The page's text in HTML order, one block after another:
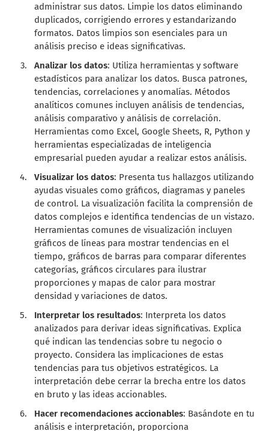
administrar sus datos. Limpie los datos eliminando
duplicados, corrigiendo errores y estandarizando
formatos. Datos limpios son esenciales para un
análisis preciso e ideas significativas.
Analizar los datos: Utiliza herramientas y software
estadísticos para analizar los datos. Busca patrones,
tendencias, correlaciones y anomalías. Métodos
analíticos comunes incluyen análisis de tendencias,
análisis comparativo y análisis de correlación.
Herramientas como Excel, Google Sheets, R, Python y
herramientas especializadas de inteligencia
empresarial pueden ayudar a realizar estos análisis.
Visualizar los datos: Presenta tus hallazgos utilizando
ayudas visuales como gráficos, diagramas y paneles
de control. La visualización facilita la comprensión de
datos complejos e identifica tendencias de un vistazo.
Herramientas comunes de visualización incluyen
gráficos de líneas para mostrar tendencias en el
tiempo, gráficos de barras para comparar diferentes
categorías, gráficos circulares para ilustrar
proporciones y mapas de calor para mostrar
densidad y variaciones de datos.
Interpretar los resultados: Interpreta los datos
analizados para derivar ideas significativas. Explica
qué indican las tendencias sobre tu negocio o
proyecto. Considera las implicaciones de estas
tendencias para tus objetivos estratégicos. La
interpretación debe cerrar la brecha entre los datos
en bruto y las ideas accionables.
Hacer recomendaciones accionables: Basándote en tu
análisis e interpretación, proporciona